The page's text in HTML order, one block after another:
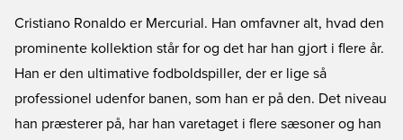
Cristiano Ronaldo er Mercurial. Han omfavner alt, hvad den
prominente kollektion står for og det har han gjort i flere år.
Han er den ultimative fodboldspiller, der er lige så
professionel udenfor banen, som han er på den. Det niveau
han præsterer på, har han varetaget i flere sæsoner og han